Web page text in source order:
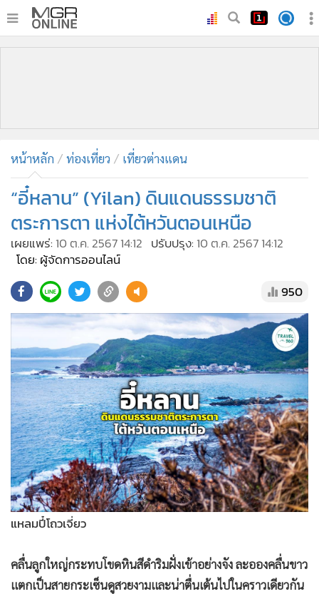
• บันเทิง
ผู้จัดการรายวัน
คอลัมนิสต์
• ละคร
CbizReview
• ผู้จัดกวน
• Good health & Well-being
Green Innovation & SD
• Management & HR
• MGR Live
• Infographic
• การเมือง
• ท่องเที่ยว
• กีฬา
• ต่างประเทศ
• Special Scoop
• จีน
• ชุมชน-คุณภาพชีวิต
หน้าหลัก ท่องเที่ยว เที่ยวต่างแดน
“อี๋หลาน” (Yilan) ดินแดนธรรมชาติ
ตระการตา แห่งไต้หวันตอนเหนือ
เผยแพร่: 10 ต.ค. 2567 14:12 ปรับปรุง: 10 ต.ค. 2567 14:12
โดย: ผู้จัดการออนไลน์
950
แหลมปี๋โถวเจี่ยว
คลื่นลูกใหญ่กระทบโขดหินสีดำริมฝั่งเข้าอย่างจัง ละอองคลื่นขาว
แตกเป็นสายกระเซ็นดูสวยงามและน่าตื่นเต้นไปในคราวเดียวกัน